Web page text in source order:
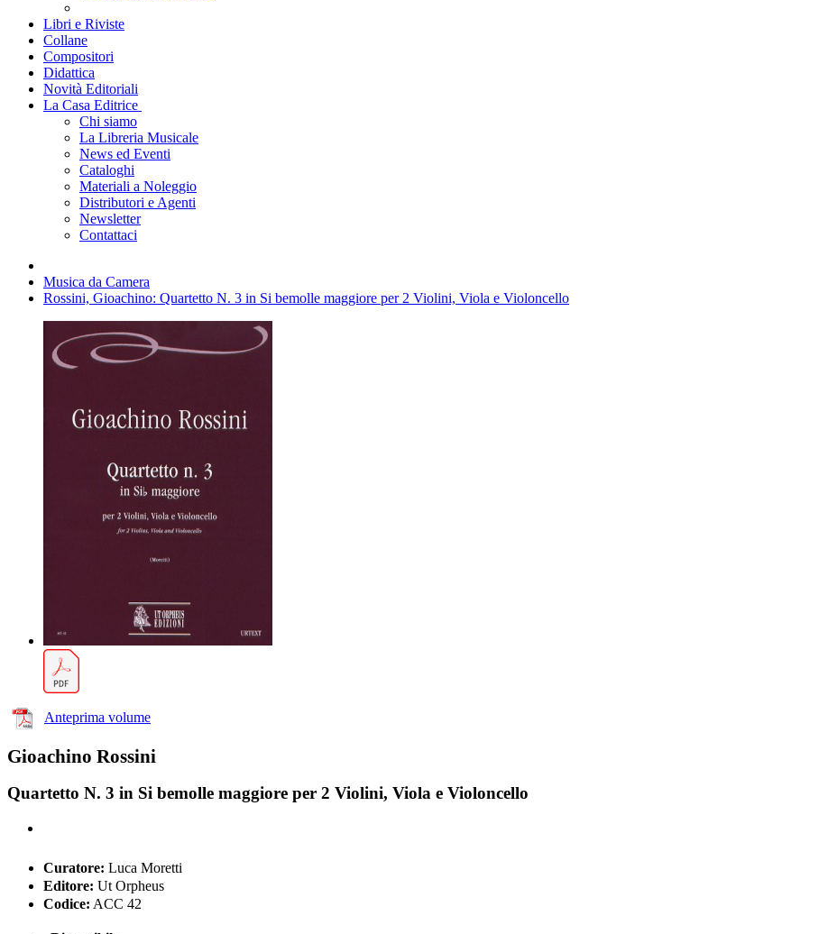
Libri e Riviste
Collane
Compositori
Didattica
Novità Editoriali
La Casa Editrice
Chi siamo
La Libreria Musicale
News ed Eventi
Cataloghi
Materiali a Noleggio
Distributori e Agenti
Newsletter
Contattaci
Musica da Camera
Rossini, Gioachino: Quartetto N. 3 in Si bemolle maggiore per 2 Violini, Viola e Violoncello
Anteprima volume
Gioachino Rossini
Quartetto N. 3 in Si bemolle maggiore per 2 Violini, Viola e Violoncello
Curatore: Luca Moretti
Editore: Ut Orpheus
Codice: ACC 42